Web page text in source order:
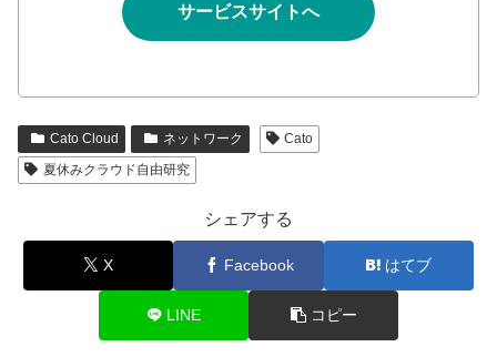
サービスサイトへ
Cato Cloud ネットワーク
Cato
夏休みクラウド自由研究
シェアする
X Facebook はてブ
LINE コピー